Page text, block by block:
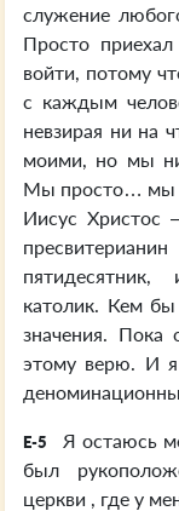
служение
Просто
войти, потому
с каждым
невзирая ни на
моими, но мы
Мы просто… мы
Иисус Христос
католик. Кем
значения.
этому верю. И
E-5
Я остаюсь
был
церкви , где у